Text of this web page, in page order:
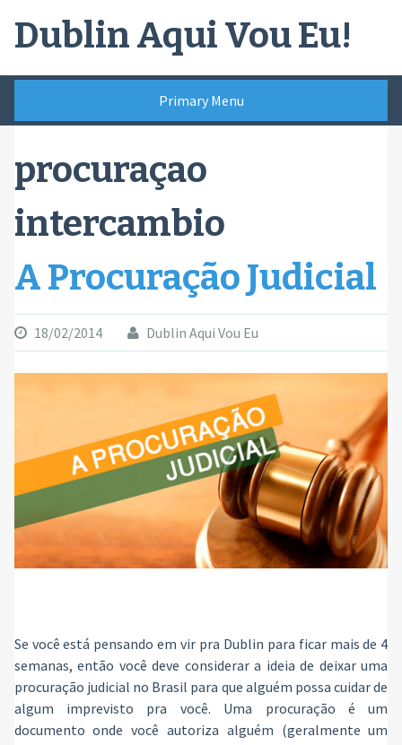
Dublin Aqui Vou Eu!
Primary Menu
procuraçao
intercambio
A Procuração Judicial
18/02/2014 Dublin Aqui Vou Eu
Se você está pensando em vir pra Dublin para ficar mais de 4
semanas, então você deve considerar a ideia de deixar uma
procuração judicial no Brasil para que alguém possa cuidar de
algum imprevisto pra você. Uma procuração é um
documento onde você autoriza alguém (geralmente um